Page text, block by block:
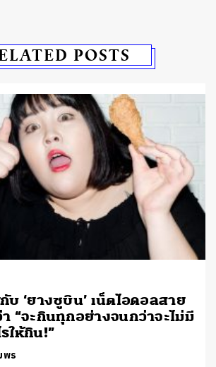
POSTS
‘ยางซูบิน’ เน็ตไอดอลสาย
“จะกินทุกอย่างจนกว่าจะไม่มี
ให้กิน!”
พร